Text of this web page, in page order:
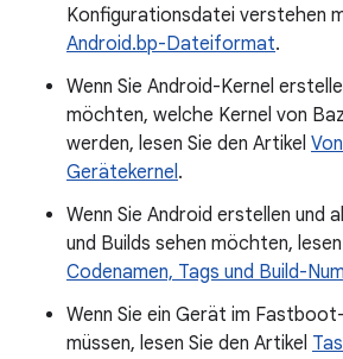
Konfigurationsdatei verstehen
Android.bp-Dateiformat.
Wenn Sie Android-Kernel
möchten, welche Kernel von
werden, lesen Sie den Artikel
Gerätekernel.
Wenn Sie Android erstellen und
und Builds sehen möchten,
Codenamen, Tags und Build-
Wenn Sie ein Gerät im
müssen, lesen Sie den Artikel